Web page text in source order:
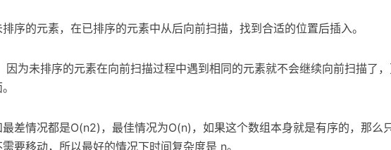
序的元素，在已排序的元素中从后向前扫描，找到合适的位置后插入。
因为未排序的元素在向前扫描过程中遇到相同的元素就不会继续向前扫描了
最差情况都是O(n2)，最佳情况为O(n)，如果这个数组本身就是有序的，那么
要移动，所以最好的情况下时间复杂度是 n。